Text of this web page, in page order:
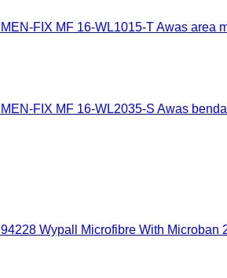
MEN-FIX MF 16-WL1015-T Awas area
MEN-FIX MF 16-WL2035-S Awas
94228 Wypall Microfibre With Microban